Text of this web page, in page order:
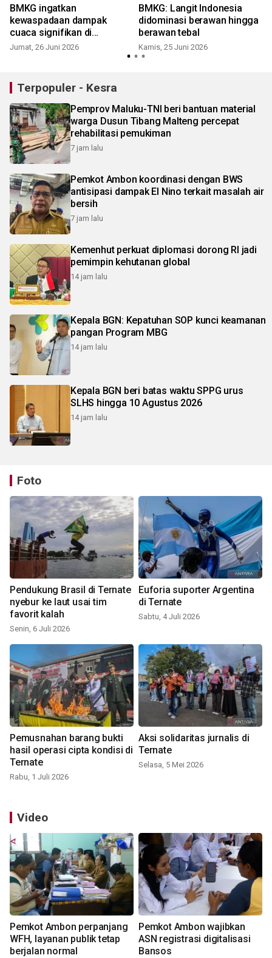
BMKG ingatkan
kewaspadaan dampak
cuaca signifikan di
Indonesia
Jumat, 26 Juni 2026
BMKG: Langit Indonesia
didominasi berawan hingga
berawan tebal
Kamis, 25 Juni 2026
Terpopuler - Kesra
Pemprov Maluku-TNI beri bantuan material
warga Dusun Tibang Malteng percepat
rehabilitasi pemukiman
7 jam lalu
Pemkot Ambon koordinasi dengan BWS
antisipasi dampak El Nino terkait masalah air
bersih
7 jam lalu
Kemenhut perkuat diplomasi dorong RI jadi
pemimpin kehutanan global
14 jam lalu
Kepala BGN: Kepatuhan SOP kunci keamanan
pangan Program MBG
14 jam lalu
Kepala BGN beri batas waktu SPPG urus
SLHS hingga 10 Agustus 2026
14 jam lalu
Foto
Pendukung Brasil di Ternate
nyebur ke laut usai tim
favorit kalah
Senin, 6 Juli 2026
Euforia suporter Argentina
di Ternate
Sabtu, 4 Juli 2026
Pemusnahan barang bukti
hasil operasi cipta kondisi di
Ternate
Rabu, 1 Juli 2026
Aksi solidaritas jurnalis di
Ternate
Selasa, 5 Mei 2026
Video
Pemkot Ambon perpanjang
WFH, layanan publik tetap
berjalan normal
Pemkot Ambon wajibkan
ASN registrasi digitalisasi
Bansos